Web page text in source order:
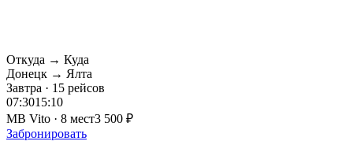
Откуда → Куда
Донецк → Ялта
Завтра · 15 рейсов
07:3015:10
MB Vito · 8 мест3 500 ₽
Забронировать